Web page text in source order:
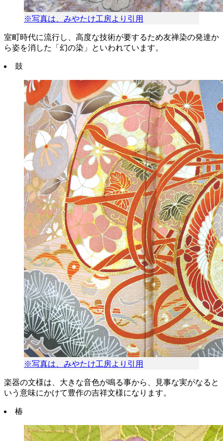
※写真は、みやたけ工房より引用
室町時代に流行し、高度な技術が要するため友禅染の発達か
ら姿を消した「幻の染」といわれています。
鼓
※写真は、みやたけ工房より引用
楽器の文様は、大きな音色が鳴る事から、見事な実がなると
いう意味にかけて豊作の吉祥文様になります。
椿